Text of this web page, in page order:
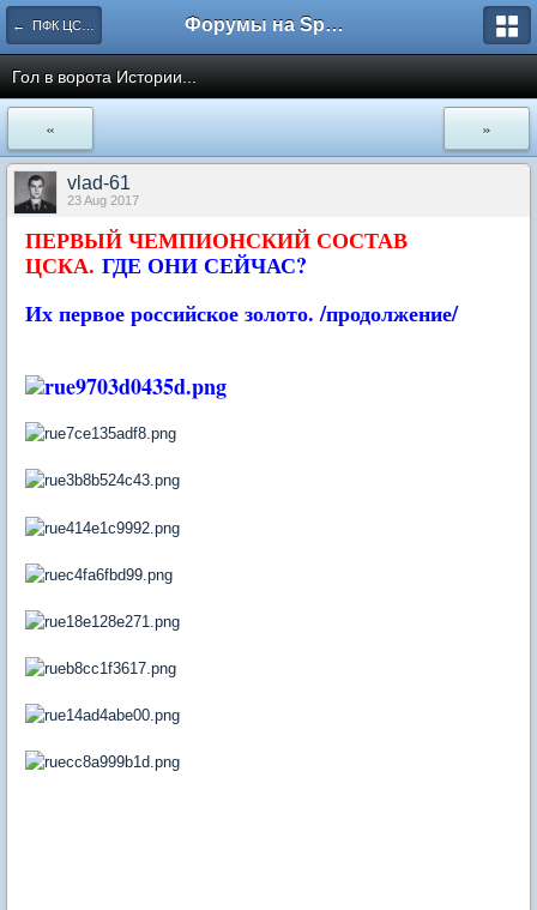
← ПФК ЦСКА Москва Форумы на Sportbox.ru
Гол в ворота Истории...
« »
vlad-61
23 Aug 2017
ПЕРВЫЙ ЧЕМПИОНСКИЙ СОСТАВ
ЦСКА. ГДЕ ОНИ СЕЙЧАС?
Их первое российское золото. /продолжение/